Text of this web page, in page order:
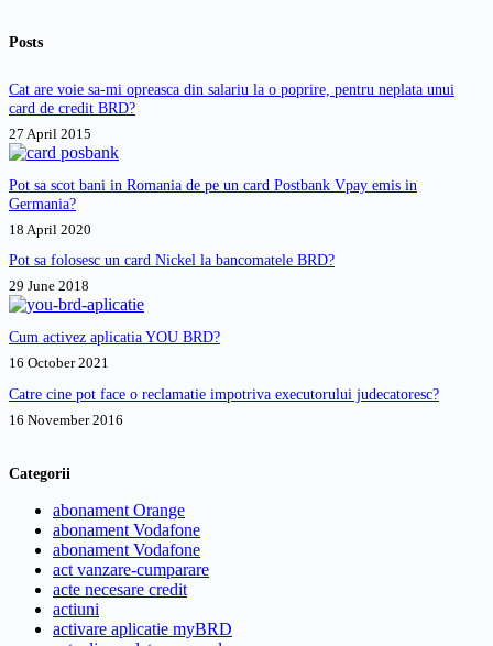
Posts
Cat are voie sa-mi opreasca din salariu la o poprire, pentru neplata unui
card de credit BRD?
27 April 2015
Pot sa scot bani in Romania de pe un card Postbank Vpay emis in
Germania?
18 April 2020
Pot sa folosesc un card Nickel la bancomatele BRD?
29 June 2018
Cum activez aplicatia YOU BRD?
16 October 2021
Catre cine pot face o reclamatie impotriva executorului judecatoresc?
16 November 2016
Categorii
abonament Orange
abonament Vodafone
abonament Vodafone
act vanzare-cumparare
acte necesare credit
actiuni
activare aplicatie myBRD